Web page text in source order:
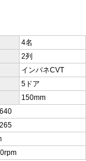
4名
2列
インパネCVT
5ドア
150mm